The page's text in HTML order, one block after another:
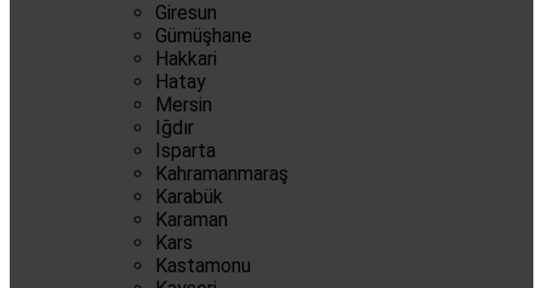
Giresun
Gümüşhane
Hakkari
Hatay
Mersin
Iğdır
Isparta
Kahramanmaraş
Karabük
Karaman
Kars
Kastamonu